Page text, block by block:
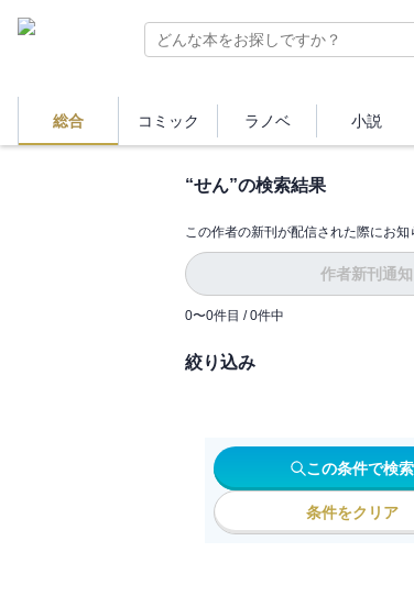
総合 コミック ラノベ 小説
“せん”の検索結果
この作者の新刊が配信された際にお知
作者新刊通
0〜0件目 / 0件中
絞り込み
この条件で検索
条件をクリア